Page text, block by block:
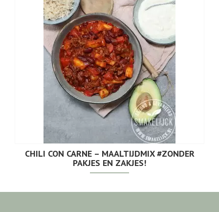
CHILI CON CARNE – MAALTIJDMIX #ZONDER
PAKJES EN ZAKJES!